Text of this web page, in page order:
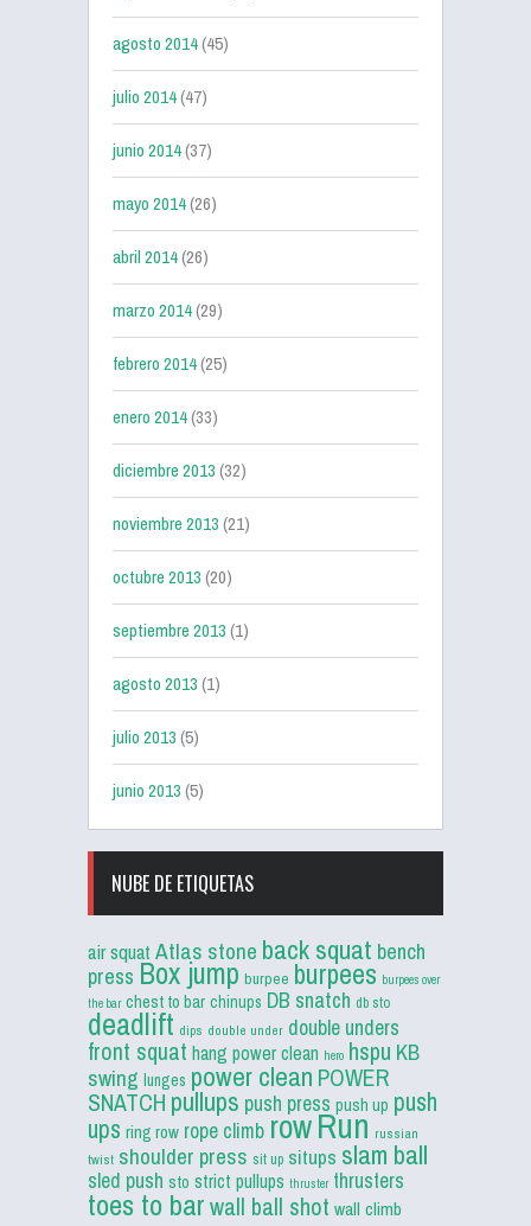
agosto 2014(45)
julio 2014(47)
junio 2014(37)
mayo 2014(26)
abril 2014(26)
marzo 2014(29)
febrero 2014(25)
enero 2014(33)
diciembre 2013(32)
noviembre 2013(21)
octubre 2013(20)
septiembre 2013(1)
agosto 2013(1)
julio 2013(5)
junio 2013(5)
NUBE DE ETIQUETAS
air squat Atlas stone back squat bench
press Box jump burpee burpees burpees over
the bar chest to bar chinups DB snatch db sto
deadlift dips double under double unders
front squat hang power clean hero hspu KB
swing lunges power clean POWER
SNATCH pullups push press push up push
ups ring row rope climb rowRun russian
twist shoulder press sit up situps slam ball
sled push sto strict pullups thruster thrusters
toes to barwall ball shot wall climb